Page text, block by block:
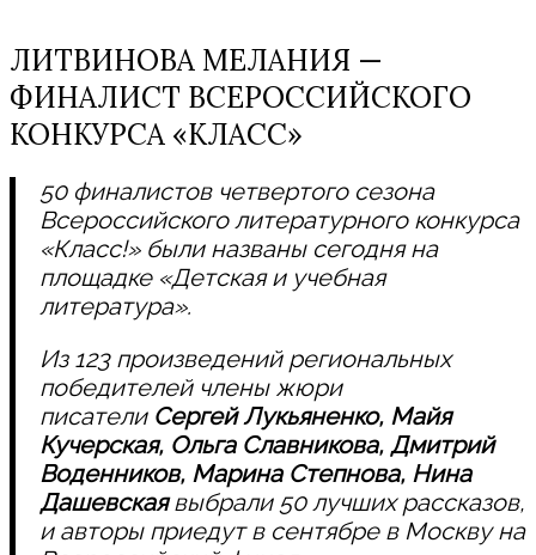
ЛИТВИНОВА МЕЛАНИЯ —
ФИНАЛИСТ ВСЕРОССИЙСКОГО
КОНКУРСА «КЛАСС»
50 финалистов четвертого сезона
Всероссийского литературного конкурса
«Класс!» были названы сегодня на
площадке «Детская и учебная
литература».
Из 123 произведений региональных
победителей члены жюри
писатели Сергей Лукьяненко, Майя
Кучерская, Ольга Славникова, Дмитрий
Воденников, Марина Степнова, Нина
Дашевскаявыбрали 50 лучших рассказов,
и авторы приедут в сентябре в Москву на